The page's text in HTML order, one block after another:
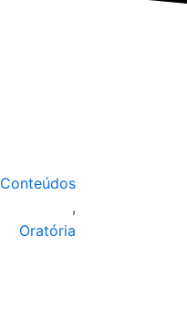
Conteúdos
,
Oratória